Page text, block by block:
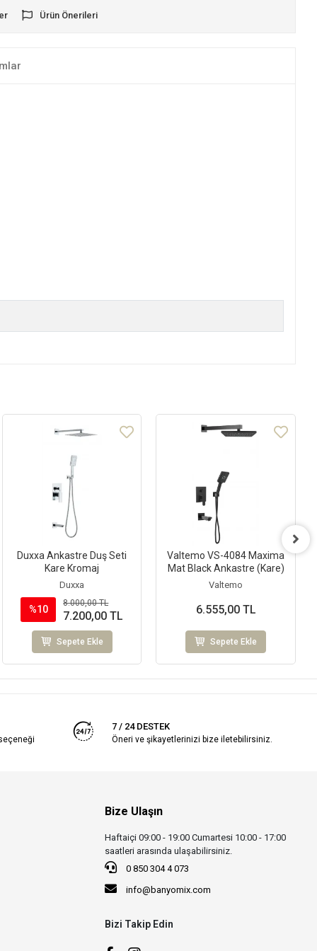
Ürün Önerileri
Duxxa Ankastre Duş Seti
Kare Kromaj
Duxxa
%10
8.000,00 TL
7.200,00 TL
Sepete Ekle
Valtemo VS-4084 Maxima
Mat Black Ankastre (Kare)
Valtemo
6.555,00 TL
Sepete Ekle
7 / 24 DESTEK
Öneri ve şikayetlerinizi bize iletebilirsiniz.
Bize Ulaşın
Haftaiçi 09:00 - 19:00 Cumartesi 10:00 - 17:00
saatleri arasında ulaşabilirsiniz.
0 850 304 4 073
info@banyomix.com
Bizi Takip Edin